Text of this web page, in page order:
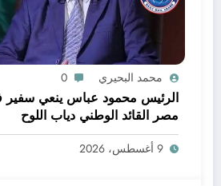
محمد البحيري 0
الرئيس محمود عباس ينعي
مصر القائد الوطني دياب اللوح
9 أغسطس، 2026